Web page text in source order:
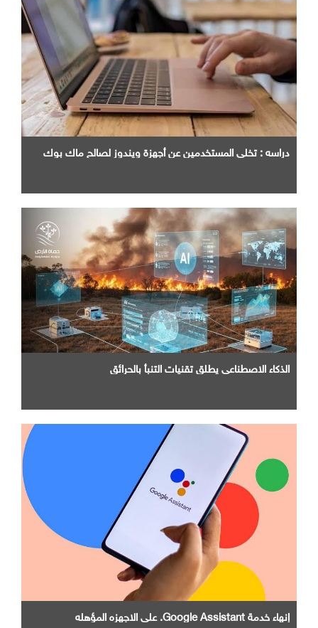
دراسه : تخلي المستخدمين عن أجهزة ويندوز لصالح ماك بوك
الذكاء الاصطناعي يطلق تقنيات التنبأ بالحرائق
إنهاء خدمة Google Assistant. علي الاجهزه المؤهله